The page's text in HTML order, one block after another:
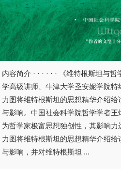
内容简介 · · · · · · 《维特根斯坦与
学高级讲师、牛津大学圣安妮学院特
力图将维特根斯坦的思想精华介绍
与影响。中国社会科学院哲学学者
为哲学家极富思想独创性，其影响
力图将维特根斯坦的思想精华介绍
与影响，并对维特根斯坦 ...